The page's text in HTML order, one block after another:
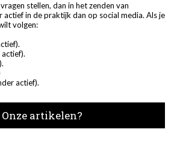
stellen, dan in het zenden van
actief in de praktijk dan op social media. Als je
volgen:
actief).
Onze artikelen?